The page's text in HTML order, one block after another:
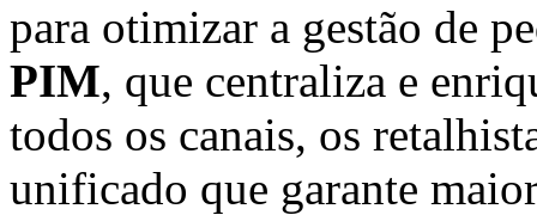
para otimizar a gestão de
PIM, que centraliza e
todos os canais, os
unificado que garante